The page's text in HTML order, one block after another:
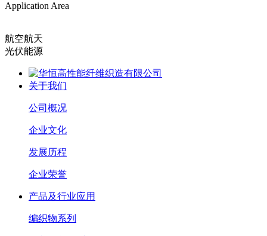
Application Area
航空航天
光伏能源
关于我们
公司概况
企业文化
发展历程
企业荣誉
产品及行业应用
编织物系列